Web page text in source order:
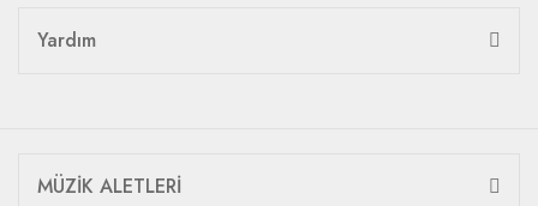
Yardım
MÜZİK ALETLERİ